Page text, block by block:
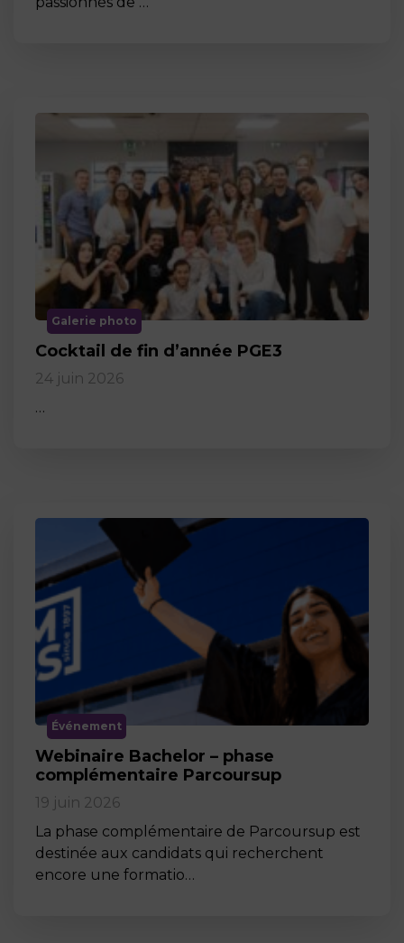
Galerie photo
Cocktail de fin d’année PGE3
24 juin 2026
…
Événement
Webinaire Bachelor – phase
complémentaire Parcoursup
19 juin 2026
La phase complémentaire de Parcoursup est
destinée aux candidats qui recherchent
encore une formatio…